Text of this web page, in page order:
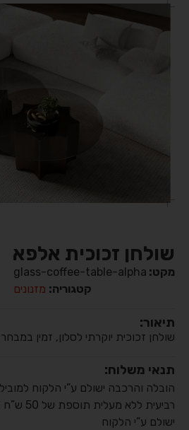
שולחן זכוכית אלפא
מקט: glass-coffee-table-alpha
קטגוריה: מזנונים
תיאור:
שולחן זכוכית יוקרתי לסלון, זמין
תנאי משלוח:
הובלה והרכבה ישולם ע”י הלקוח
רביעית
ישולם ע”י הלקוח